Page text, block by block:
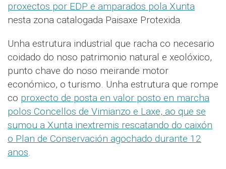
proxectos por EDP e amparados pola Xunta
nesta zona catalogada Paisaxe Protexida.
Unha estrutura industrial que racha co necesario
coidado do noso patrimonio natural e xeolóxico,
punto chave do noso meirande motor
económico, o turismo. Unha estrutura que rompe
co proxecto de posta en valor posto en marcha
polos Concellos de Vimianzo e Laxe, ao que se
sumou a Xunta inextremis rescatando do caixón
o Plan de Conservación agochado durante 12
anos.